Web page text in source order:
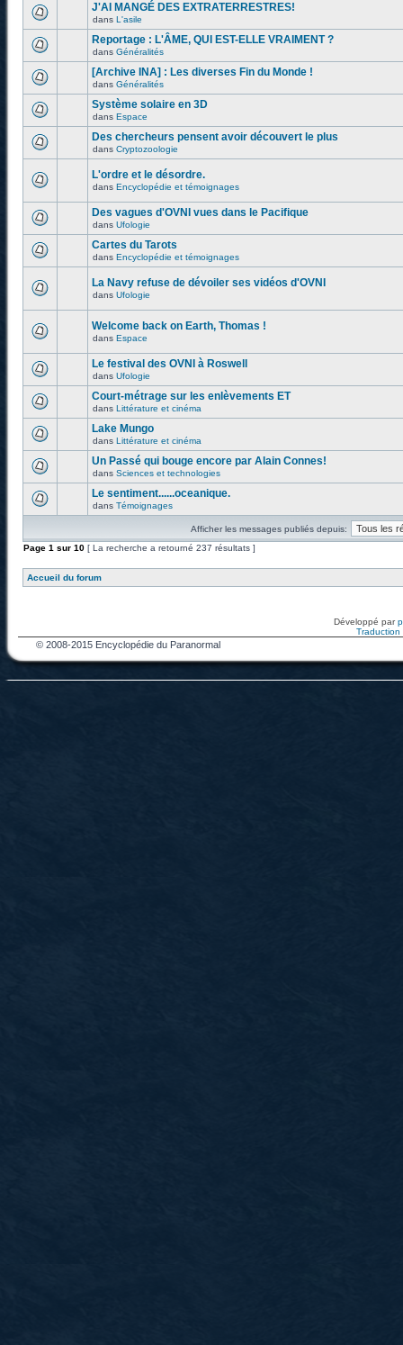
J'AI MANGÉ DES EXTRATERRESTRES!
dans L'asile
Reportage : L'ÂME, QUI EST-ELLE VRAIMENT ?
dans Généralités
[Archive INA] : Les diverses Fin du Monde !
dans Généralités
Système solaire en 3D
dans Espace
Des chercheurs pensent avoir découvert le plus
dans Cryptozoologie
L'ordre et le désordre.
dans Encyclopédie et témoignages
Des vagues d'OVNI vues dans le Pacifique
dans Ufologie
Cartes du Tarots
dans Encyclopédie et témoignages
La Navy refuse de dévoiler ses vidéos d'OVNI
dans Ufologie
Welcome back on Earth, Thomas !
dans Espace
Le festival des OVNI à Roswell
dans Ufologie
Court-métrage sur les enlèvements ET
dans Littérature et cinéma
Lake Mungo
dans Littérature et cinéma
Un Passé qui bouge encore par Alain Connes!
dans Sciences et technologies
Le sentiment......oceanique.
dans Témoignages
Afficher les messages publiés depuis:
Page 1 sur 10 [ La recherche a retourné 237 résultats ]
Accueil du forum
Développé par
Traduction
© 2008-2015 Encyclopédie du Paranormal